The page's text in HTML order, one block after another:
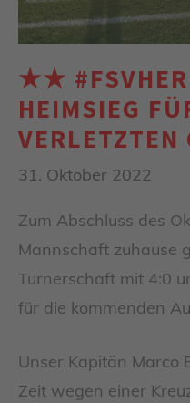
★★
HEIMSIEG
31. Oktober 2022
Zum Abschluss des
Mannschaft zuhause
Turnerschaft mit 4:0
für die kommenden
Unser Kapitän Marco
Zeit wegen einer